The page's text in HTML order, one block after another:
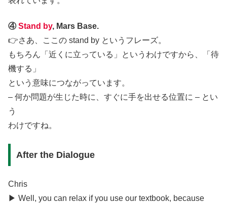
④Stand by, Mars Base.
👉さあ、ここの stand by というフレーズ。
もちろん「近くに立っている」というわけですから、「待
機する」
という意味につながっています。
– 何か問題が生じた時に、すぐに手を出せる位置に – とい
う
わけですね。
After the Dialogue
Chris
▶︎ Well, you can relax if you use our textbook, because